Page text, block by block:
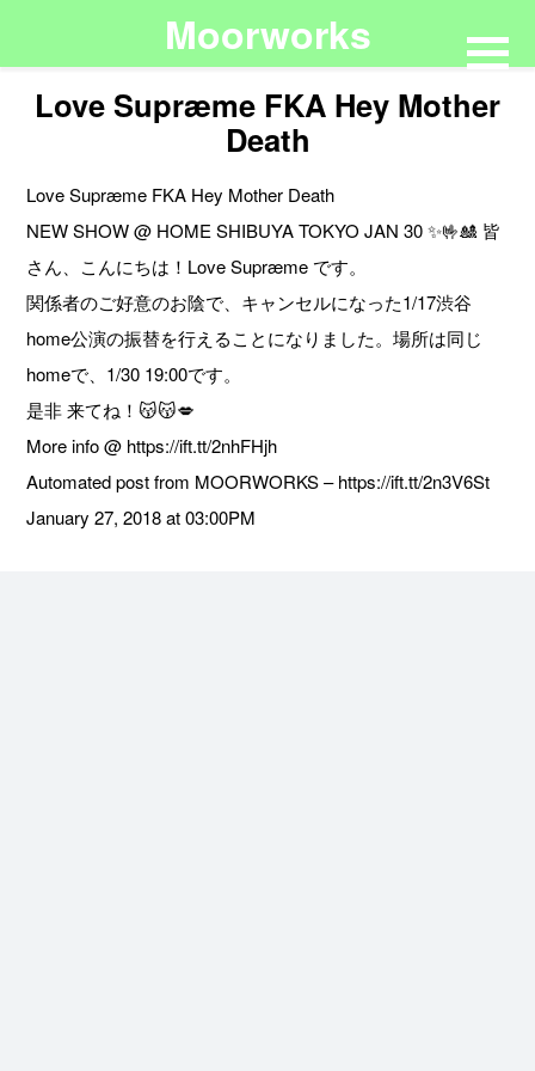
Moorworks
Love Supræme FKA Hey Mother
Death
Love Supræme FKA Hey Mother Death
‪NEW SHOW @ HOME SHIBUYA TOKYO JAN 30 ✨🤟🎎 皆
さん、こんにちは！Love Supræme です。‬
‪関係者のご好意のお陰で、キャンセルになった1/17渋谷
home公演の振替を行えることになりました。場所は同じ
homeで、1/30 19:00です。‬
‪是非 来てね！😽😽‬💋
More info @ https://ift.tt/2nhFHjh
Automated post from MOORWORKS – https://ift.tt/2n3V6St
January 27, 2018 at 03:00PM